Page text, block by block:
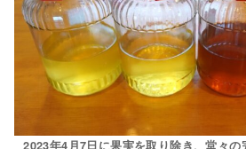
2023年4月7日に果実を取り除き、堂々